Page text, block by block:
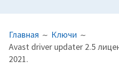
НА
САЙТЕ
Главная
Ключи
Avast driver updater 2.5
2021.